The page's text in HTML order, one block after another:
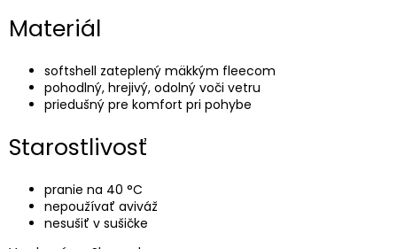
Materiál
softshell zateplený mäkkým fleecom
pohodlný, hrejivý, odolný voči vetru
priedušný pre komfort pri pohybe
Starostlivosť
pranie na 40 °C
nepoužívať aviváž
nesušiť v sušičke